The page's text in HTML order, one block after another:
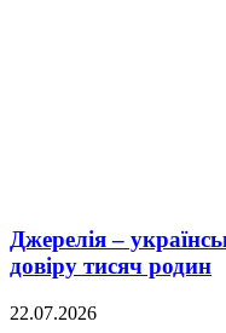
Джерелія –
довіру тисяч родин
22.07.2026